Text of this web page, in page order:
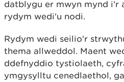
datblygu er mwyn mynd i'r
rydym wedi'u nodi.
Rydym wedi seilio'r
thema allweddol. Maent
ddefnyddio tystiolaeth,
ymgysylltu cenedlaethol,